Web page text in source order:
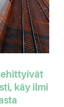
käy ilmi